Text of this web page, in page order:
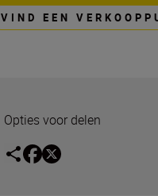
VIND EEN
Opties voor delen